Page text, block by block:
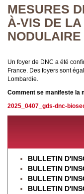
MESURES
À-VIS DE
Un foyer de DNC a été
France. Des foyers sont
Lombardie.
Comment se manifeste la
2025_0407_gds-dnc-
BULLETIN
BULLETIN
BULLETIN
BULLETIN